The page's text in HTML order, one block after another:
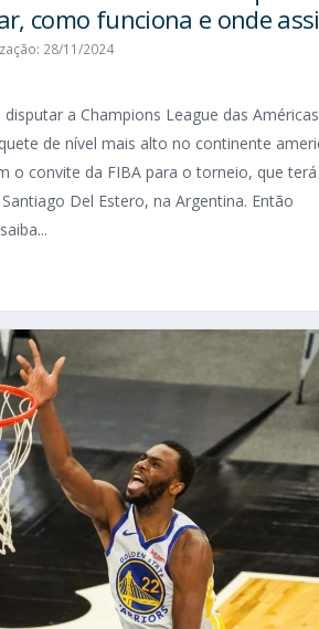
como funciona e onde
28/11/2024
a Champions League das Américas
de nível mais alto no continente
o convite da FIBA para o torneio, que terá
Del Estero, na Argentina. Então